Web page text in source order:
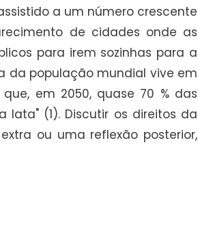
a um número crescente
de cidades onde as
para irem sozinhas para a
da população mundial vive em
em 2050, quase 70 % das
(1). Discutir os direitos da
ou uma reflexão posterior,